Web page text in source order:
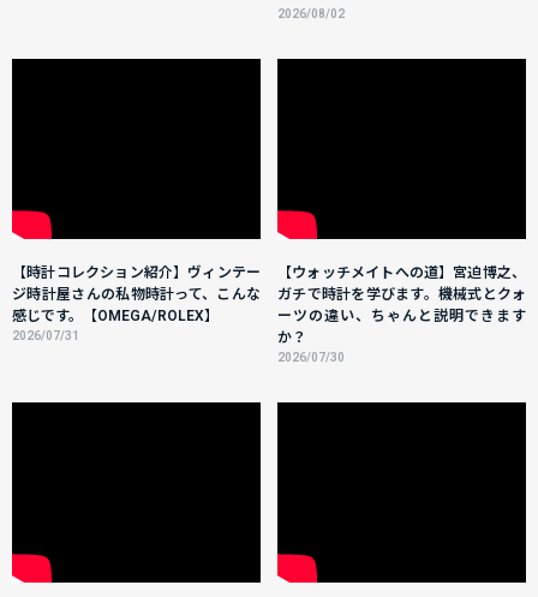
2026/08/02
【時計コレクション紹介】ヴィンテー
ジ時計屋さんの私物時計って、こんな
感じです。【OMEGA/ROLEX】
2026/07/31
【ウォッチメイトへの道】宮迫博之、
ガチで時計を学びます。機械式とクォ
ーツの違い、ちゃんと説明できます
か？
2026/07/30